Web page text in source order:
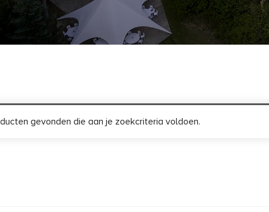
gevonden die aan je zoekcriteria voldoen.